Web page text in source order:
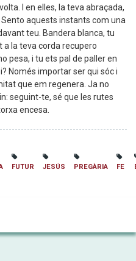
I en elles, la teva abraçada,
aquests instants com una
teu. Bandera blanca, tu
a la teva corda recupero
pesa, i tu ets pal de paller en
Només importar ser qui sóc i
que em regenera. Ja no
seguint-te, sé que les rutes
encesa.
FUTUR JESÚS PREGÀRIA FE